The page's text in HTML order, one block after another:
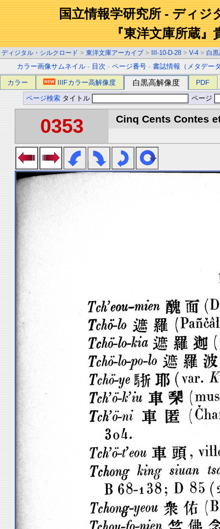
国立情報学研究所 - ディジ
『東洋文庫所蔵』
ディジタル・シルクロード > 東洋文庫アーカイブ > III-10-D-28 > V-4 > 白
カラー画像サムネイル - 目次 -ページ番号 -書誌情報（メタデー
カラー IIIFカラー高解像度 白黒高解像度 PDF
ページ検索 タイトル ページ
0353 Cinq Cents Contes